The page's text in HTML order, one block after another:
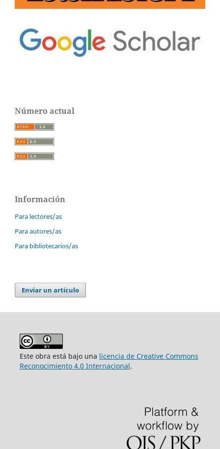
Número actual
Información
Para lectores/as
Para autores/as
Para bibliotecarios/as
Enviar un artículo
Este obra está bajo una licencia de Creative Commons
Reconocimiento 4.0 Internacional.